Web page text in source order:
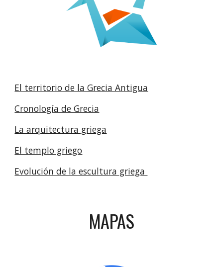
El territorio de la Grecia Antigua
Cronología de Grecia
La arquitectura griega
El templo griego
Evolución de la escultura griega
MAPAS